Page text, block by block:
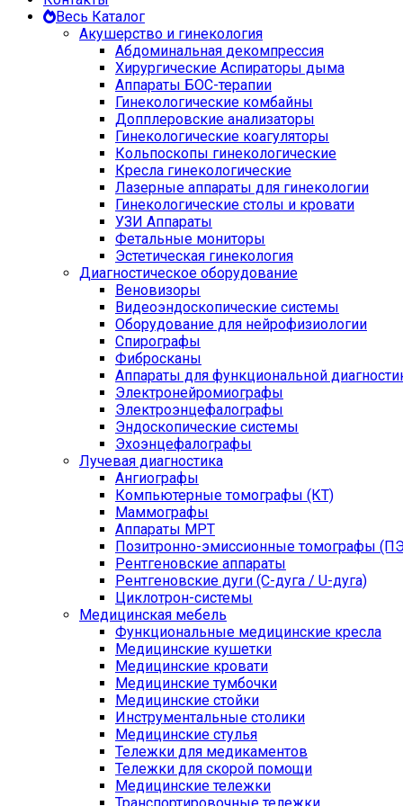
Весь Каталог
Акушерство и гинекология
Абдоминальная декомпрессия
Хирургические Аспираторы дыма
Аппараты БОС-терапии
Гинекологические комбайны
Допплеровские анализаторы
Гинекологические коагуляторы
Кольпоскопы гинекологические
Кресла гинекологические
Лазерные аппараты для гинекологии
Гинекологические столы и кровати
УЗИ Аппараты
Фетальные мониторы
Эстетическая гинекология
Диагностическое оборудование
Веновизоры
Видеоэндоскопические системы
Оборудование для нейрофизиологии
Спирографы
Фибросканы
Аппараты для функциональной
Электронейромиографы
Электроэнцефалографы
Эндоскопические системы
Эхоэнцефалографы
Лучевая диагностика
Ангиографы
Компьютерные томографы (КТ)
Маммографы
Аппараты МРТ
Позитронно-эмиссионные томографы
Рентгеновские аппараты
Рентгеновские дуги (С-дуга / U-дуга)
Циклотрон-системы
Медицинская мебель
Функциональные медицинские кресла
Медицинские кушетки
Медицинские кровати
Медицинские тумбочки
Медицинские стойки
Инструментальные столики
Медицинские стулья
Тележки для медикаментов
Тележки для скорой помощи
Медицинские тележки